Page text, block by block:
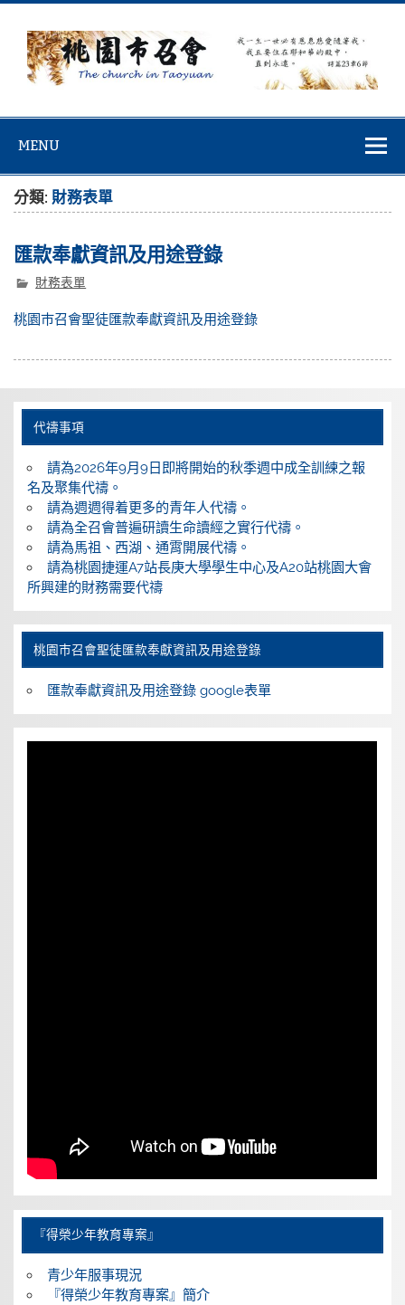
Skip
content
MENU
分類: 財務表單
匯款奉獻資訊及用途登錄
財務表單
桃園巿召會聖徒匯款奉獻資訊及用途登錄
代禱事項
請為2026年9月9日即將開始的秋季週中成全訓練之報
名及聚集代禱。
請為週週得着更多的青年人代禱。
請為全召會普遍研讀生命讀經之實行代禱。
請為馬祖、西湖、通霄開展代禱。
請為桃園捷運A7站長庚大學學生中心及A20站桃園大會
所興建的財務需要代禱
桃園巿召會聖徒匯款奉獻資訊及用途登錄
匯款奉獻資訊及用途登錄 google表單
『得榮少年教育專案』
青少年服事現況
『得榮少年教育專案』簡介